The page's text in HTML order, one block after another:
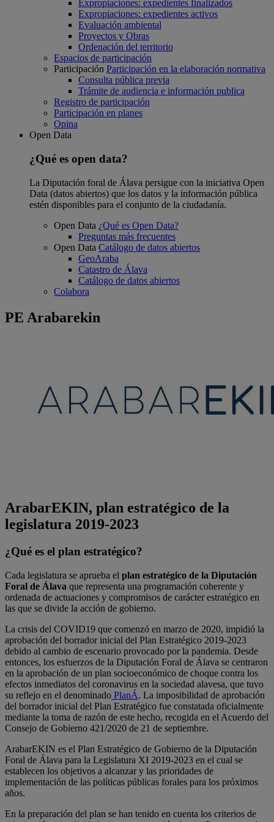
Expropiaciones: expedientes finalizados
Expropiaciones: expedientes activos
Evaluación ambiental
Proyectos y Obras
Ordenación del territorio
Espacios de participación
Participación Participación en la elaboración normativa
Consulta pública previa
Trámite de audiencia e información publica
Registro de participación
Participación en planes
Opina
Open Data
¿Qué es open data?
La Diputación foral de Álava persigue con la iniciativa Open
Data (datos abiertos) que los datos y la información pública
estén disponibles para el conjunto de la ciudadanía.
Open Data ¿Qué es Open Data?
Preguntas más frecuentes
Open Data Catálogo de datos abiertos
GeoAraba
Catastro de Álava
Catálogo de datos abiertos
Colabora
PE Arabarekin
ArabarEKIN, plan estratégico de la
legislatura 2019-2023
¿Qué es el plan estratégico?
Cada legislatura se aprueba el plan estratégico de la Diputación
Foral de Álava que representa una programación coherente y
ordenada de actuaciones y compromisos de carácter estratégico en
las que se divide la acción de gobierno.
La crisis del COVID19 que comenzó en marzo de 2020, impidió la
aprobación del borrador inicial del Plan Estratégico 2019-2023
debido al cambio de escenario provocado por la pandemia. Desde
entonces, los esfuerzos de la Diputación Foral de Álava se centraron
en la aprobación de un plan socioeconómico de choque contra los
efectos inmediatos del coronavirus en la sociedad alavesa, que tuvo
su reflejo en el denominado PlanÁ. La imposibilidad de aprobación
del borrador inicial del Plan Estratégico fue constatada oficialmente
mediante la toma de razón de este hecho, recogida en el Acuerdo del
Consejo de Gobierno 421/2020 de 21 de septiembre.
ArabarEKIN es el Plan Estratégico de Gobierno de la Diputación
Foral de Álava para la Legislatura XI 2019-2023 en el cual se
establecen los objetivos a alcanzar y las prioridades de
implementación de las políticas públicas forales para los próximos
años.
En la preparación del plan se han tenido en cuenta los criterios de